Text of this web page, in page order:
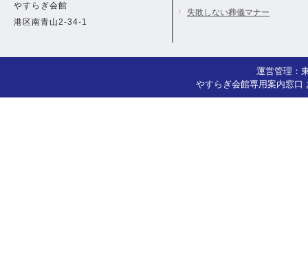
やすらぎ会館
港区南青山2-34-1
失敗しない葬儀マナー
運営管理：
やすらぎ会館専用案内窓口